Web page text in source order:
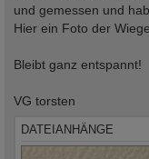
und gemessen und
Hier ein Foto der
Bleibt ganz entspannt!
VG torsten
DATEIANHÄNGE